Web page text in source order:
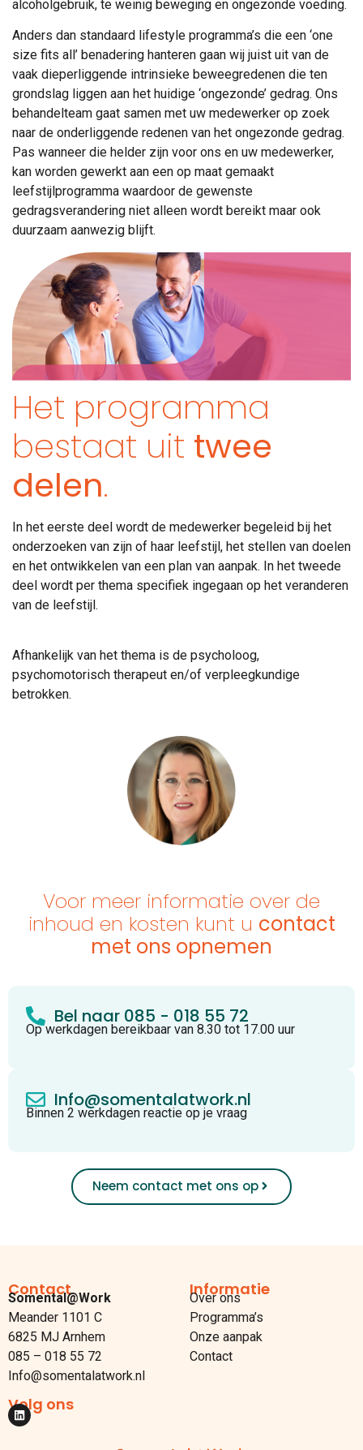
alcoholgebruik, te weinig beweging en ongezonde voeding.
Anders dan standaard lifestyle programma’s die een ‘one
size fits all’ benadering hanteren gaan wij juist uit van de
vaak dieperliggende intrinsieke beweegredenen die ten
grondslag liggen aan het huidige ‘ongezonde’ gedrag. Ons
behandelteam gaat samen met uw medewerker op zoek
naar de onderliggende redenen van het ongezonde gedrag.
Pas wanneer die helder zijn voor ons en uw medewerker,
kan worden gewerkt aan een op maat gemaakt
leefstijlprogramma waardoor de gewenste
gedragsverandering niet alleen wordt bereikt maar ook
duurzaam aanwezig blijft.
Het programma
bestaat uit twee
delen.
In het eerste deel wordt de medewerker begeleid bij het
onderzoeken van zijn of haar leefstijl, het stellen van doelen
en het ontwikkelen van een plan van aanpak. In het tweede
deel wordt per thema specifiek ingegaan op het veranderen
van de leefstijl.
Afhankelijk van het thema is de psycholoog,
psychomotorisch therapeut en/of verpleegkundige
betrokken.
Voor meer informatie over de
inhoud en kosten kunt u contact
met ons opnemen
Bel naar 085 - 018 55 72
Op werkdagen bereikbaar van 8.30 tot 17.00 uur
Info@somentalatwork.nl
Binnen 2 werkdagen reactie op je vraag
Neem contact met ons op
Contact
Somental@Work
Meander 1101 C
6825 MJ Arnhem
085 – 018 55 72
Info@somentalatwork.nl
Informatie
Over ons
Programma’s
Onze aanpak
Contact
Volg ons